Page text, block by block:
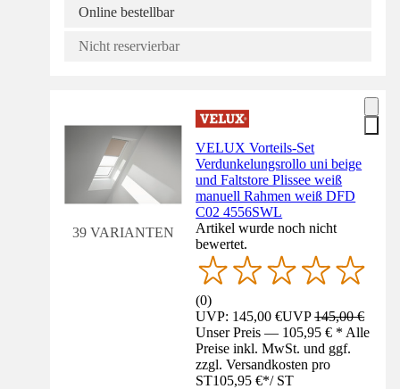
Online bestellbar
Nicht reservierbar
39 VARIANTEN
VELUX Vorteils-Set
Verdunkelungsrollo uni beige
und Faltstore Plissee weiß
manuell Rahmen weiß DFD
C02 4556SWL
Artikel wurde noch nicht
bewertet.
(0)
UVP: 145,00 €UVP145,00 €
Unser Preis — 105,95 € * Alle
Preise inkl. MwSt. und ggf.
zzgl. Versandkosten pro
ST105,95 €*/ ST